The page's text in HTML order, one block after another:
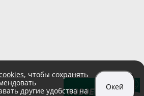
, чтобы сохранять
другие удобства на
Окей